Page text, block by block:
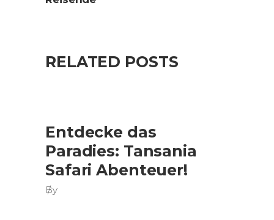
RELATED POSTS
Entdecke das
Paradies: Tansania
Safari Abenteuer!
By